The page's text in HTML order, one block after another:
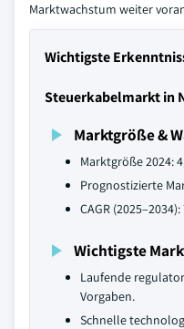
Marktwachstum weiter
Wichtigste
Steuerkabelmarkt in
Marktgröße &
Marktgröße 2024:
Prognostizierte
CAGR (2025–2034):
Wichtigste
Laufende
Vorgaben.
Schnelle